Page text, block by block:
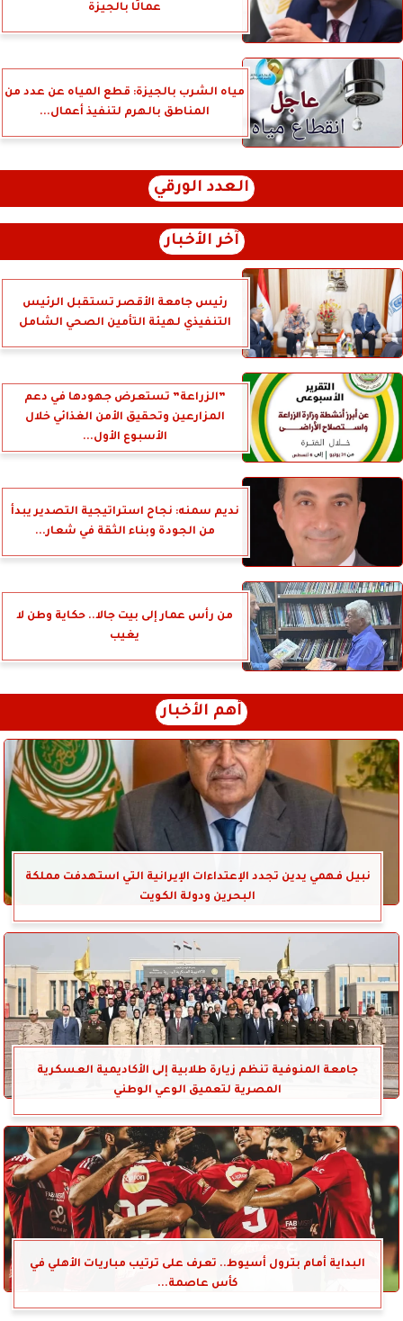
عمالًا بالجيزة
مياه الشرب بالجيزة: قطع المياه عن عدد من
المناطق بالهرم لتنفيذ أعمال...
العدد الورقي
آخر الأخبار
رئيس جامعة الأقصر تستقبل الرئيس
التنفيذي لهيئة التأمين الصحي الشامل
”الزراعة” تستعرض جهودها في دعم
المزارعين وتحقيق الأمن الغذائي خلال
الأسبوع الأول...
نديم سمنه: نجاح استراتيجية التصدير يبدأ
من الجودة وبناء الثقة في شعار...
من رأس عمار إلى بيت جالا.. حكاية وطن لا
يغيب
أهم الأخبار
نبيل فهمي يدين تجدد الإعتداءات الإيرانية التي استهدفت مملكة
البحرين ودولة الكويت
جامعة المنوفية تنظم زيارة طلابية إلى الأكاديمية العسكرية
المصرية لتعميق الوعي الوطني
البداية أمام بترول أسيوط.. تعرف على ترتيب مباريات الأهلي في
كأس عاصمة...